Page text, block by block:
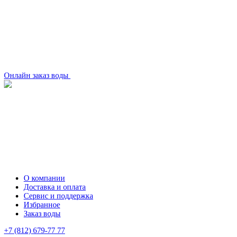
Онлайн заказ воды
О компании
Доставка и оплата
Сервис и поддержка
Избранное
Заказ воды
+7 (812) 679-77 77